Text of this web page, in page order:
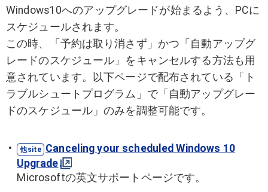
Windows10へのアップグレードが始まるよう、PCに
スケジュールされます。
この時、「予約は取り消さず」かつ「自動アップグ
レードのスケジュール」をキャンセルする方法も用
意されています。以下ページで配布されている「ト
ラブルシュートプログラム」で「自動アップグレー
ドのスケジュール」のみを調整可能です。
Canceling your scheduled Windows 10
Upgrade
Microsoftの英文サポートページです。